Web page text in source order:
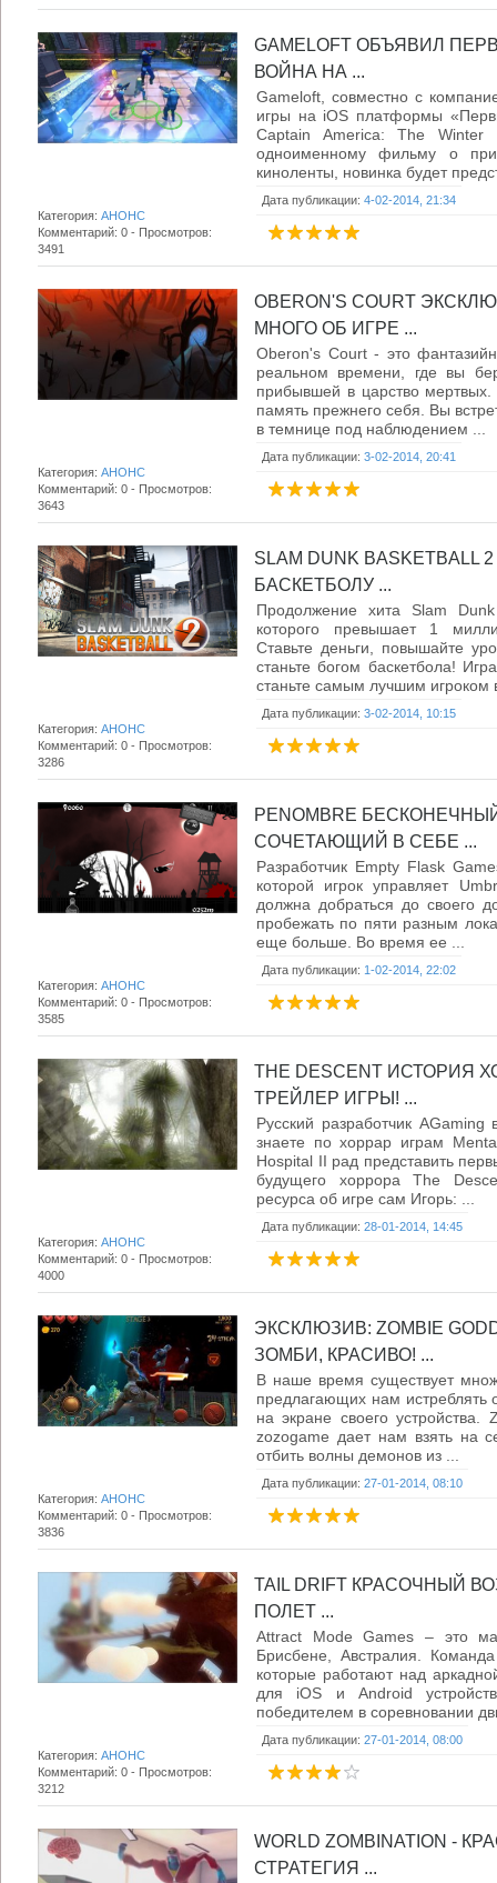
GAMELOFT ОБЪЯВИЛ
ВОЙНА НА ...
Gameloft, совместно с
игры на iOS платформы
Captain America: The Winter
одноименному фильму о
киноленты, новинка будет
Дата публикации: 4-02-2014, 21:34
Категория: АНОНС
Комментарий: 0 - Просмотров:
3491
OBERON'S COURT
МНОГО ОБ ИГРЕ ...
Oberon's Court - это
реальном времени, где вы
прибывшей в царство
память прежнего себя. Вы
в темнице под наблюдением ...
Дата публикации: 3-02-2014, 20:41
Категория: АНОНС
Комментарий: 0 - Просмотров:
3643
SLAM DUNK
БАСКЕТБОЛУ ...
Продолжение хита Slam Dunk
которого превышает 1
Ставьте деньги, повышайте
станьте богом баскетбола!
станьте самым лучшим игроком
Дата публикации: 3-02-2014, 10:15
Категория: АНОНС
Комментарий: 0 - Просмотров:
3286
PENOMBRE
СОЧЕТАЮЩИЙ В СЕБЕ ...
Разработчик Empty Flask
которой игрок управляет
должна добраться до своего
пробежать по пяти разным
еще больше. Во время ее ...
Дата публикации: 1-02-2014, 22:02
Категория: АНОНС
Комментарий: 0 - Просмотров:
3585
THE DESCENT
ТРЕЙЛЕР ИГРЫ! ...
Русский разработчик
знаете по хоррар играм
Hospital II рад представить
будущего хоррора The
ресурса об игре сам Игорь: ...
Дата публикации: 28-01-2014, 14:45
Категория: АНОНС
Комментарий: 0 - Просмотров:
4000
ЭКСКЛЮЗИВ: ZOMBIE
ЗОМБИ, КРАСИВО! ...
В наше время существует
предлагающих нам истреблять
на экране своего устройства.
zozogame дает нам взять на
отбить волны демонов из ...
Дата публикации: 27-01-2014, 08:10
Категория: АНОНС
Комментарий: 0 - Просмотров:
3836
TAIL DRIFT КРАСОЧНЫЙ
ПОЛЕТ ...
Attract Mode Games – это
Брисбене, Австралия.
которые работают над
для iOS и Android
победителем в соревновании
Дата публикации: 27-01-2014, 08:00
Категория: АНОНС
Комментарий: 0 - Просмотров:
3212
WORLD ZOMBINATION -
СТРАТЕГИЯ ...